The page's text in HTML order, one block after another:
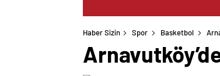
Haber Sizin Spor Basketbol